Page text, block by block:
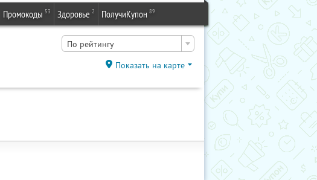
Промокоды 53 Здоровье 2 ПолучиКупон 89
По рейтингу
Показать на карте